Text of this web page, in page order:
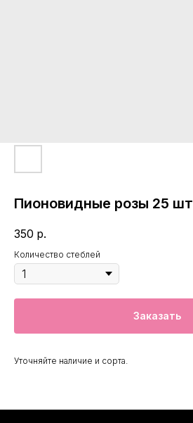
Пионовидные розы 25 шт
350 р.
Количество стеблей
Заказать
Уточняйте наличие и сорта.